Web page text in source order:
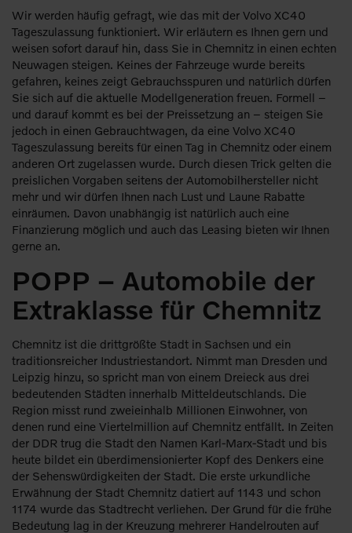
Wir werden häufig gefragt, wie das mit der Volvo XC40
Tageszulassung funktioniert. Wir erläutern es Ihnen gern und
weisen sofort darauf hin, dass Sie in Chemnitz in einen echten
Neuwagen steigen. Keines der Fahrzeuge wurde bereits
gefahren, keines zeigt Gebrauchsspuren und natürlich dürfen
Sie sich auf die aktuelle Modellgeneration freuen. Formell –
und darauf kommt es bei der Preissetzung an – steigen Sie
jedoch in einen Gebrauchtwagen, da eine Volvo XC40
Tageszulassung bereits für einen Tag in Chemnitz oder einem
anderen Ort zugelassen wurde. Durch diesen Trick gelten die
preislichen Vorgaben seitens der Automobilhersteller nicht
mehr und wir dürfen Ihnen nach Lust und Laune Rabatte
einräumen. Davon unabhängig ist natürlich auch eine
Finanzierung möglich und auch das Leasing bieten wir Ihnen
gerne an.
POPP – Automobile der
Extraklasse für Chemnitz
Chemnitz ist die drittgrößte Stadt in Sachsen und ein
traditionsreicher Industriestandort. Nimmt man Dresden und
Leipzig hinzu, so spricht man von einem Dreieck aus drei
bedeutenden Städten innerhalb Mitteldeutschlands. Die
Region misst rund zweieinhalb Millionen Einwohner, von
denen rund eine Viertelmillion auf Chemnitz entfällt. In Zeiten
der DDR trug die Stadt den Namen Karl-Marx-Stadt und bis
heute bildet ein überdimensionierter Kopf des Denkers eine
der Sehenswürdigkeiten der Stadt. Die erste urkundliche
Erwähnung der Stadt Chemnitz datiert auf 1143 und schon
1174 wurde das Stadtrecht verliehen. Der Grund für die frühe
Bedeutung lag in der Kreuzung mehrerer Handelrouten auf